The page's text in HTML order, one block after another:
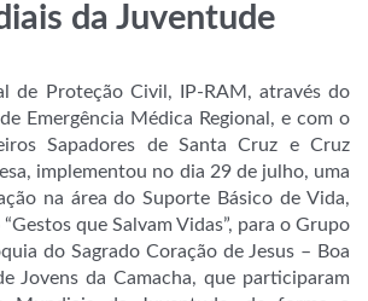
da Juventude
de Proteção Civil, IP-RAM, através do
Emergência Médica Regional, e com o
Sapadores de Santa Cruz e Cruz
implementou no dia 29 de julho, uma
na área do Suporte Básico de Vida,
que Salvam Vidas”, para o Grupo
do Sagrado Coração de Jesus – Boa
Jovens da Camacha, que participaram